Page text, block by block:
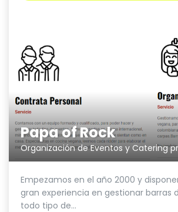
Papa of Rock
Organización de Eventos y Catering
Empezamos en el año 2000 y
gran experiencia en gestionar barras
todo tipo de...